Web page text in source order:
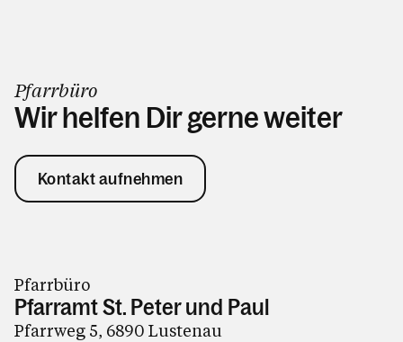
Pfarrbüro
Wir helfen Dir gerne weiter
Kontakt aufnehmen
Pfarrbüro
Pfarramt St. Peter und Paul
Pfarrweg 5, 6890 Lustenau